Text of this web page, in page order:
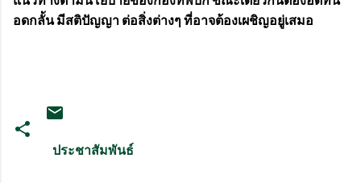
อดกลั้น มีสติปัญญา ต่อสิ่งต่างๆ ที่อาจต้องเผชิญอยู่เสมอ
ประชาสัมพันธ์